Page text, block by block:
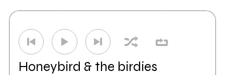
Honeybird & the birdies